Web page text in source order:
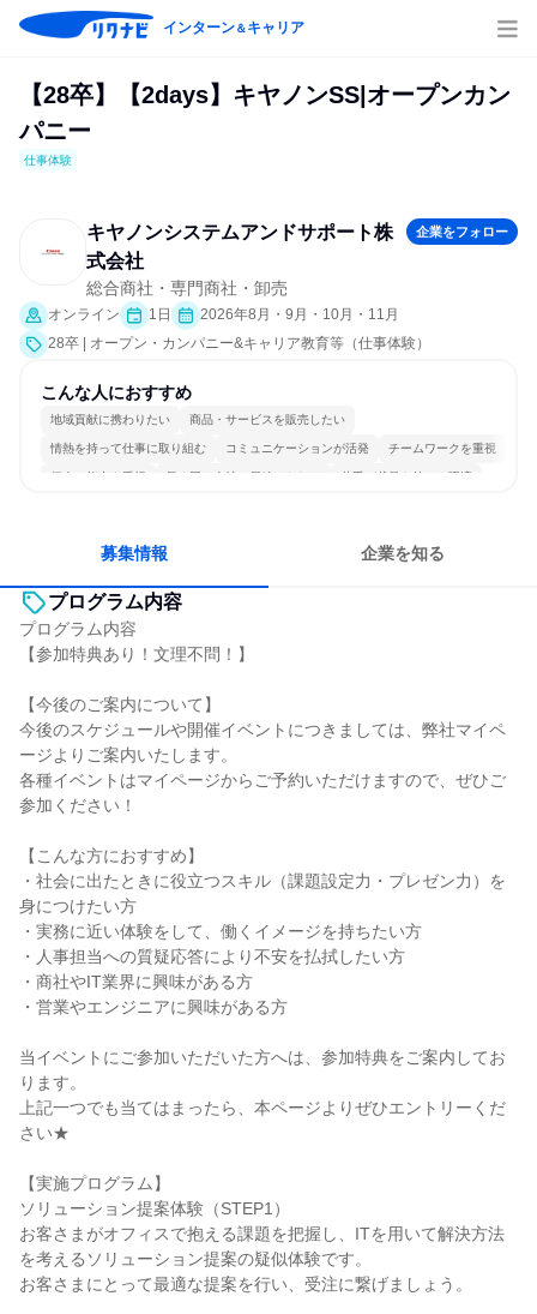
インターン＆キャリア
【28卒】【2days】キヤノンSS|オープンカン
パニー
仕事体験
キヤノンシステムアンドサポート株
式会社
企業をフォロー
総合商社・専門商社・卸売
オンライン 1日
2026年8月・9月・10月・11月
28卒 | オープン・カンパニー&キャリア教育等（仕事体験）
こんな人におすすめ
地域貢献に携わりたい 商品・サービスを販売したい
情熱を持って仕事に取り組む コミュニケーションが活発 チームワークを重視
個人の能力を重視 長く同じ会社に居続けられる 若手が裁量を持てる環境
募集情報 企業を知る
プログラム内容
プログラム内容
【参加特典あり！文理不問！】
【今後のご案内について】
今後のスケジュールや開催イベントにつきましては、弊社マイペ
ージよりご案内いたします。
各種イベントはマイページからご予約いただけますので、ぜひご
参加ください！
【こんな方におすすめ】
・社会に出たときに役立つスキル（課題設定力・プレゼン力）を
身につけたい方
・実務に近い体験をして、働くイメージを持ちたい方
・人事担当への質疑応答により不安を払拭したい方
・商社やIT業界に興味がある方
・営業やエンジニアに興味がある方
当イベントにご参加いただいた方へは、参加特典をご案内してお
ります。
上記一つでも当てはまったら、本ページよりぜひエントリーくだ
さい★
【実施プログラム】
ソリューション提案体験（STEP1）
お客さまがオフィスで抱える課題を把握し、ITを用いて解決方法
を考えるソリューション提案の疑似体験です。
お客さまにとって最適な提案を行い、受注に繋げましょう。